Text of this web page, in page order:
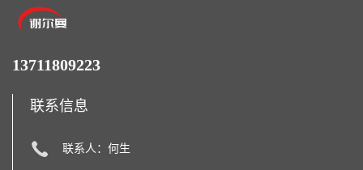
13711809223
联系信息
联系人：何生